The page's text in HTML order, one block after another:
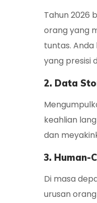
Tahun 2026
orang yang
tuntas.
yang presisi
2. Data
keahlian
dan
3. Human-
Di masa
urusan